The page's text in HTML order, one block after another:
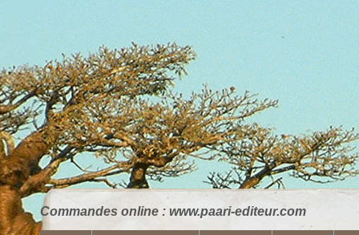
Commandes online : www.paari-editeur.com